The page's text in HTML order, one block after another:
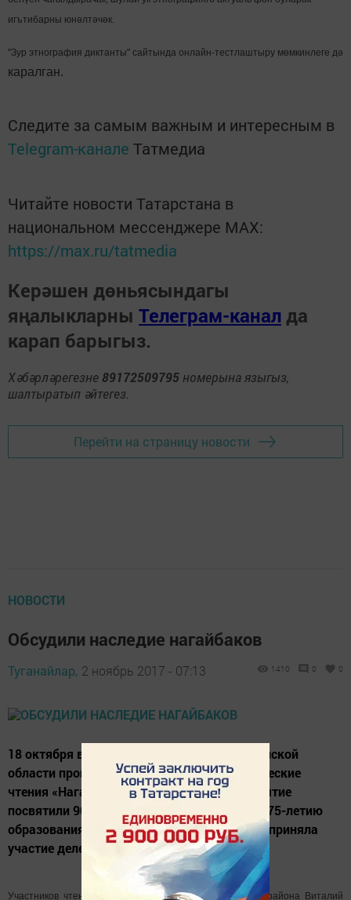
игътибарны юнәлтәчәк.
"Зур этнография диктанты" сайтында онлайн-тестлаштыру мөмкинлеге дә
каралган.
Следите за самым важным и интересным в
Telegram-канале Татмедиа
Читайте новости Татарстана в
национальном мессенджере MАХ:
https://max.ru/tatmedia
Керәшен дөньясындагы
яңалыкларны Телеграм-канал да
карап барыгыз.
Хәбәрләрегезне 89172509795 номерына языгыз,
шалтыратып әйтегез.
Перейти на страницу новости
НОВОСТИ
Обсудили наследие нагайбаков
Туганайлар, 2 ноябрь 2017 - 07:13 1410 0 0
18 октября в Нагайбакском районе Челябинской
области прошли третьи районные краеведческие
чтения «Нагайбакское наследие». Мероприятие
посвятили 90-летию образования района, 175-летию
образования казачьих посёлков. В чтениях приняла
участие делегация из Татарстана.
Участников чтений приветствовал глава Нагайбакского района Виталий